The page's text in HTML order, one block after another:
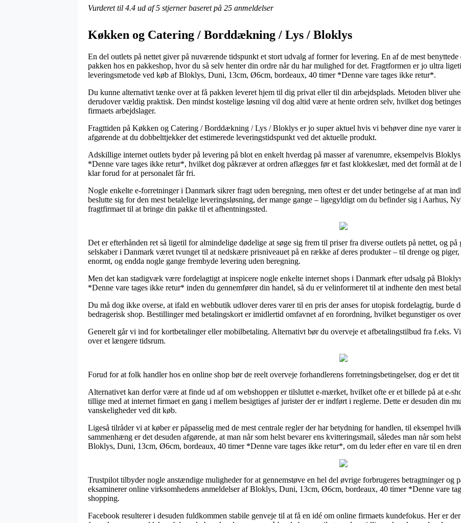
Vurderet til 4.4 ud af 5 stjerner baseret på 25 anmeldelser
Køkken og Catering / Borddækning / Lys / Bloklys
En del outlets på nettet giver på nuværende tidspunkt et stort udvalg af former for levering. En af de mest
pakken hos en pakkeshop, hvor du så selv henter din ordre når du har mulighed for det. Fragtformen er jo ultra
leveringsmetode ved køb af Bloklys, Duni, 13cm, Ø6cm, bordeaux, 40 timer *Denne vare tages ikke retur*.
Du kunne alternativt tænke over at få pakken leveret hjem til dig privat eller til din arbejdsplads. Metoden bliver
derudover vældig praktisk. Den mindst kostelige løsning vil dog altid være at hente ordren selv, hvilket dog
firmaets arbejdslager.
Fragttiden på Køkken og Catering / Borddækning / Lys / Bloklys er jo super aktuel hvis vi behøver dine nye varer
afgørende at du dobbelttjekker det estimerede leveringstidspunkt ved det aktuelle produkt.
Adskillige internet outlets byder på levering på blot en enkelt hverdag på masser af varenumre, eksempelvis
*Denne vare tages ikke retur*, hvilket dog påkræver at ordren aflægges før et fast klokkeslæt, med det formål at de
klar forud for at personalet får fri.
Nogle enkelte e-forretninger i Danmark sikrer fragt uden beregning, men oftest er det under betingelse af at man
beslutte sig for den mest betalelige leveringsløsning, der mange gange – ligegyldigt om du befinder sig i Aarhus,
fragtfirmaet til at bringe din pakke til et afhentningssted.
Det er efterhånden ret så ligetil for almindelige dødelige at søge sig frem til priser fra diverse outlets på nettet, og
selskaber i Danmark været tvunget til at nedskære prisniveauet på en række af deres produkter – til drenge og
enormt, og endda nogle gange frembyde levering uden beregning.
Men det kan stadigvæk være fordelagtigt at inspicere nogle enkelte internet shops i Danmark efter udsalg på
*Denne vare tages ikke retur* inden du gennemfører din handel, så du er velinformeret til at indhente den mest
Du må dog ikke overse, at ifald en webbutik udlover deres varer til en pris der anses for utopisk fordelagtig,
bedragerisk shop. Bestillinger med betalingskort er imidlertid omfavnet af en forordning, hvilket begunstiger os
Generelt går vi ind for kortbetalinger eller mobilbetaling. Alternativt bør du overveje et afbetalingstilbud fra f.eks.
over et længere tidsrum.
Forud for at folk handler hos en online shop bør de reelt overveje forhandlerens forretningsbetingelser, dog er det tit
Alternativet kan derfor være at finde ud af om webshoppen er tilsluttet e-mærket, hvilket ofte er et billede på at e-
tillige med at internet firmaet en gang i mellem besigtiges af jurister der er indført i reglerne. Dette er desuden din
vanskeligheder ved dit køb.
Ligeså tilråder vi at køber er påpasselig med de mest centrale regler der har betydning for handlen, til eksempel
sammenhæng er det desuden afgørende, at man når som helst bevarer ens kvitteringsmail, således man når som
Bloklys, Duni, 13cm, Ø6cm, bordeaux, 40 timer *Denne vare tages ikke retur*, om du leder efter en vare til en
Trustpilot tilbyder nogle anstændige muligheder for at gennemstøve en hel del øvrige forbrugeres betragtninger og
eksaminerer online virksomhedens anmeldelser af Bloklys, Duni, 13cm, Ø6cm, bordeaux, 40 timer *Denne vare
shopping.
Facebook resulterer i desuden fuldkommen stabile genveje til at få en idé om online firmaets kundefokus. Her er